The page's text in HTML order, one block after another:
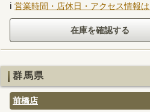
ℹ 営業時間・店休日・アクセス情報
群馬県
前橋店